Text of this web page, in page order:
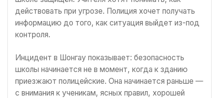
действовать при угрозе. Полиция хочет получать
информацию до того, как ситуация выйдет из-под
контроля.
Инцидент в Шонгау показывает: безопасность
школы начинается не в момент, когда к зданию
приезжают полицейские. Она начинается раньше —
с внимания к ученикам, ясных правил, хорошей